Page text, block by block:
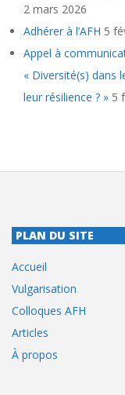
2 mars 2026
Adhérer à l’AFH 5
Appel à
« Diversité(s) dans
leur résilience ? » 5
PLAN DU SITE
Accueil
Vulgarisation
Colloques AFH
Articles
À propos